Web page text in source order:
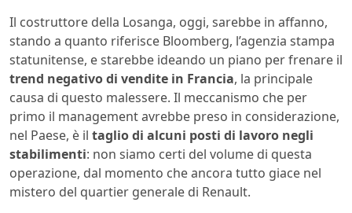
Il costruttore della Losanga, oggi, sarebbe in affanno,
stando a quanto riferisce Bloomberg, l’agenzia stampa
statunitense, e starebbe ideando un piano per frenare il
trend negativo di vendite in Francia, la principale
causa di questo malessere. Il meccanismo che per
primo il management avrebbe preso in considerazione,
nel Paese, è il taglio di alcuni posti di lavoro negli
stabilimenti: non siamo certi del volume di questa
operazione, dal momento che ancora tutto giace nel
mistero del quartier generale di Renault.